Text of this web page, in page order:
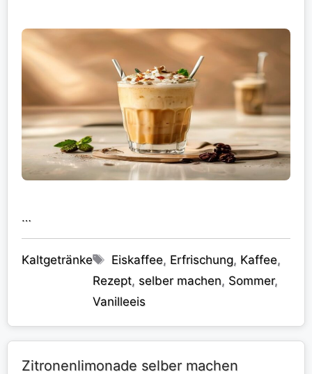
…
Kategorien
Kaltgetränke Schlagwörter
Eiskaffee, Erfrischung, Kaffee,
Rezept, selber machen, Sommer,
Vanilleeis
Zitronenlimonade selber machen